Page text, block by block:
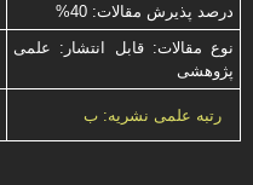
درصد پذیرش مقالات: 40%
نوع مقالات: قابل انتشار: علمی
پژوهشی
رتبه علمی نشریه: ب